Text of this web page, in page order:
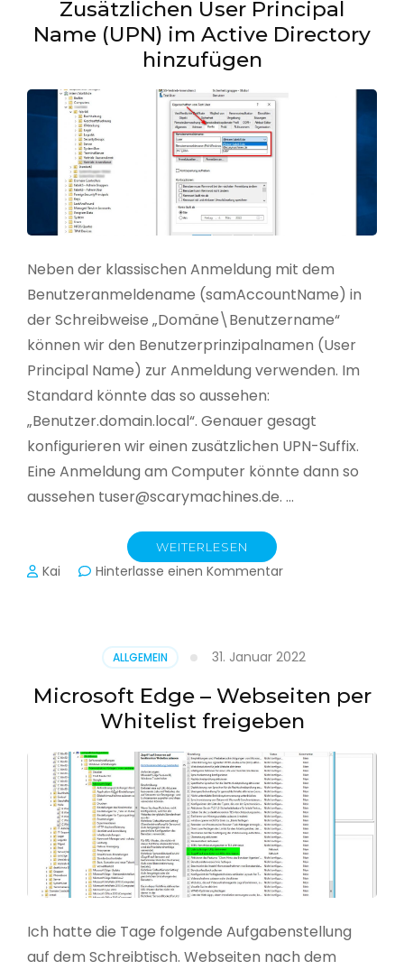
Zusätzlichen User Principal
Name (UPN) im Active Directory
hinzufügen
Neben der klassischen Anmeldung mit dem
Benutzeranmeldename (samAccountName) in
der Schreibweise „Domäne\Benutzername“
können wir den Benutzerprinzipalnamen (User
Principal Name) zur Anmeldung verwenden. Im
Standard könnte das so aussehen:
„Benutzer.domain.local“. Genauer gesagt
konfigurieren wir einen zusätzlichen UPN-Suffix.
Eine Anmeldung am Computer könnte dann so
aussehen tuser@scarymachines.de. …
WEITERLESEN
Kai Hinterlasse einen Kommentarzu
(UPN)
im
Active
Directory
ALLGEMEIN 31. Januar 2022
Microsoft Edge – Webseiten per
Whitelist freigeben
Ich hatte die Tage folgende Aufgabenstellung
auf dem Schreibtisch. Webseiten nach dem